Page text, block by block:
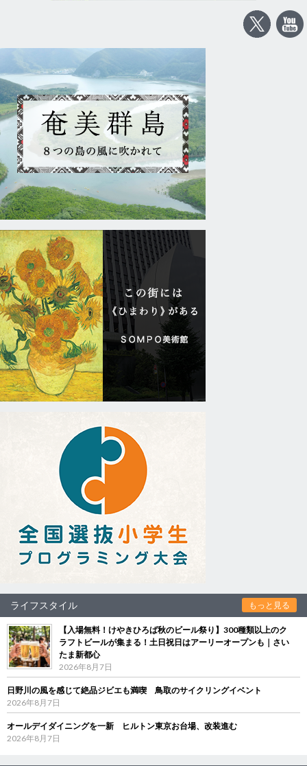
ライフスタイル もっと見る
【入場無料！けやきひろば秋のビール祭り】300種類以上のク
ラフトビールが集まる！土日祝日はアーリーオープンも｜さい
たま新都心
2026年8月7日
日野川の風を感じて絶品ジビエも満喫 鳥取のサイクリングイベント
2026年8月7日
オールデイダイニングを一新 ヒルトン東京お台場、改装進む
2026年8月7日